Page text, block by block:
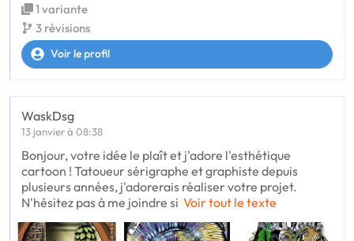
1 variante
3 révisions
Voir le profil
WaskDsg
13 janvier à 08:38
Bonjour, votre idée le plaît et j'adore l'esthétique
cartoon ! Tatoueur sérigraphe et graphiste depuis
plusieurs années, j'adorerais réaliser votre projet.
N'hésitez pas à me joindre si Voir tout le texte